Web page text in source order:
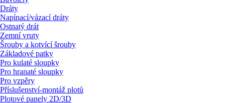
Dráty
Napínací/vázací dráty
Ostnatý drát
Zemní vruty
Šrouby a kotvící šrouby
Základové patky
Pro kulaté sloupky
Pro hranaté sloupky
Pro vzpěry
Příslušenství-montáž plotů
Plotové panely 2D/3D